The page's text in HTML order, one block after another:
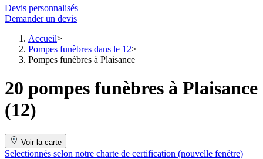
Devis personnalisés
Demander un devis
Accueil
Pompes funèbres dans le 12
Pompes funèbres à Plaisance
20 pompes funèbres à Plaisance
(12)
Voir la carte
Selectionnés selon notre charte de certification (nouvelle fenêtre)